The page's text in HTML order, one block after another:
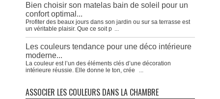
Bien choisir son matelas bain de soleil pour un
confort optimal...
Profiter des beaux jours dans son jardin ou sur sa terrasse est
un véritable plaisir. Que ce soit p
Les couleurs tendance pour une déco intérieure
moderne...
La couleur est l’un des éléments clés d’une décoration
intérieure réussie. Elle donne le ton, crée
ASSOCIER LES COULEURS DANS LA CHAMBRE